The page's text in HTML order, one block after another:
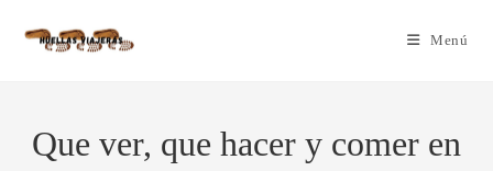
Menú
Que ver, que hacer y comer en